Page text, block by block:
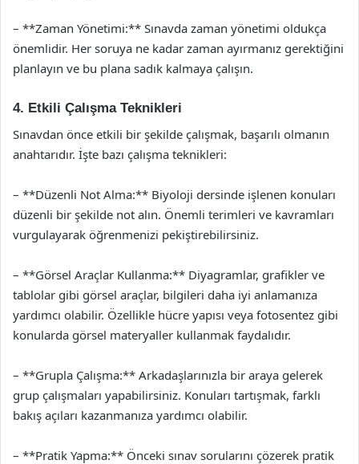
– **Zaman Yönetimi:** Sınavda zaman yönetimi oldukça
önemlidir. Her soruya ne kadar zaman ayırmanız gerektiğini
planlayın ve bu plana sadık kalmaya çalışın.
4. Etkili Çalışma Teknikleri
Sınavdan önce etkili bir şekilde çalışmak, başarılı olmanın
anahtarıdır. İşte bazı çalışma teknikleri:
– **Düzenli Not Alma:** Biyoloji dersinde işlenen konuları
düzenli bir şekilde not alın. Önemli terimleri ve kavramları
vurgulayarak öğrenmenizi pekiştirebilirsiniz.
– **Görsel Araçlar Kullanma:** Diyagramlar, grafikler ve
tablolar gibi görsel araçlar, bilgileri daha iyi anlamanıza
yardımcı olabilir. Özellikle hücre yapısı veya fotosentez gibi
konularda görsel materyaller kullanmak faydalıdır.
– **Grupla Çalışma:** Arkadaşlarınızla bir araya gelerek
grup çalışmaları yapabilirsiniz. Konuları tartışmak, farklı
bakış açıları kazanmanıza yardımcı olabilir.
– **Pratik Yapma:** Önceki sınav sorularını çözerek pratik